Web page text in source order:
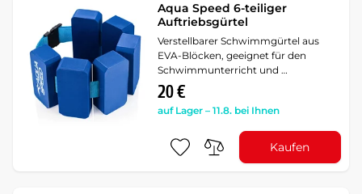
Aqua Speed 6-teiliger
Auftriebsgürtel
Verstellbarer Schwimmgürtel aus
EVA-Blöcken, geeignet für den
Schwimmunterricht und …
20 €
auf Lager – 11.8. bei Ihnen
Kaufen